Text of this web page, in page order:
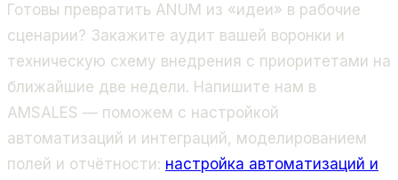
Готовы превратить ANUM из «идеи» в рабочие
сценарии? Закажите аудит вашей воронки и
техническую схему внедрения с приоритетами на
ближайшие две недели. Напишите нам в
AMSALES — поможем с настройкой
автоматизаций и интеграций, моделированием
полей и отчётности: настройка автоматизаций и